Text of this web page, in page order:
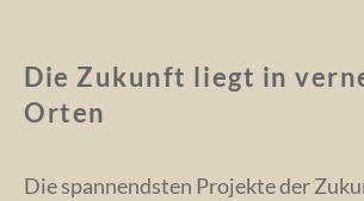
Die Zukunft liegt in
Orten
Die spannendsten Projekte der